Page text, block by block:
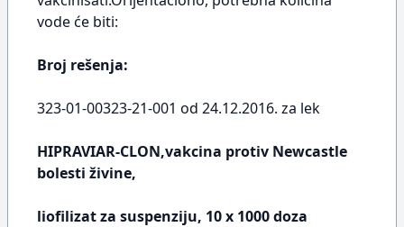
vode će biti:
Broj rešenja:
323-01-00323-21-001 od 24.12.2016. za lek
HIPRAVIAR-CLON,vakcina protiv Newcastle
bolesti živine,
liofilizat za suspenziju, 10 x 1000 doza